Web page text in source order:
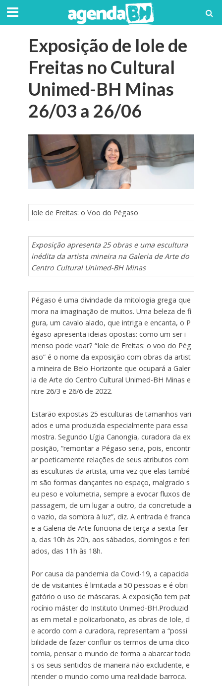
Exposição de Iole de
Freitas no Cultural
Unimed-BH Minas
26/03 a 26/06
Iole de Freitas: o Voo do Pégaso
Exposição apresenta 25 obras e uma escultura
inédita da artista mineira na Galeria de Arte do
Centro Cultural Unimed-BH Minas
Pégaso é uma divindade da mitologia grega que
mora na imaginação de muitos. Uma beleza de fi
gura, um cavalo alado, que intriga e encanta, o P
égaso apresenta ideias opostas: como um ser i
menso pode voar? “Iole de Freitas: o voo do Pég
aso” é o nome da exposição com obras da artist
a mineira de Belo Horizonte que ocupará a Galer
ia de Arte do Centro Cultural Unimed-BH Minas e
ntre 26/3 e 26/6 de 2022.
Estarão expostas 25 esculturas de tamanhos vari
ados e uma produzida especialmente para essa
mostra. Segundo Lígia Canongia, curadora da ex
posição, “remontar a Pégaso seria, pois, encontr
ar poeticamente relações de seus atributos com
as esculturas da artista, uma vez que elas també
m são formas dançantes no espaço, malgrado s
eu peso e volumetria, sempre a evocar fluxos de
passagem, de um lugar a outro, da concretude a
o vazio, da sombra à luz”, diz. A entrada é franca
e a Galeria de Arte funciona de terça a sexta-feir
a, das 10h às 20h, aos sábados, domingos e feri
ados, das 11h às 18h.
Por causa da pandemia da Covid-19, a capacida
de de visitantes é limitada a 50 pessoas e é obri
gatório o uso de máscaras. A exposição tem pat
rocínio máster do Instituto Unimed-BH.Produzid
as em metal e policarbonato, as obras de Iole, d
e acordo com a curadora, representam a “possi
bilidade de fazer confluir os termos de uma dico
tomia, pensar o mundo de forma a abarcar todo
s os seus sentidos de maneira não excludente, e
ntender o mundo como uma realidade barroca.